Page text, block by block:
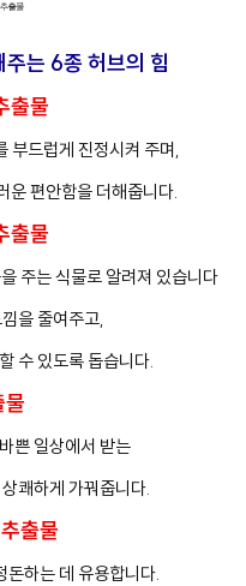
는 6종 허브의 힘
출물
부드럽게 진정시켜 주며,
운 편안함을 더해줍니다.
출물
주는 식물로 알려져 있습니다
을 줄여주고,
수 있도록 돕습니다.
물
쁜 일상에서 받는
쾌하게 가꿔줍니다.
출물
돈하는 데 유용합니다.